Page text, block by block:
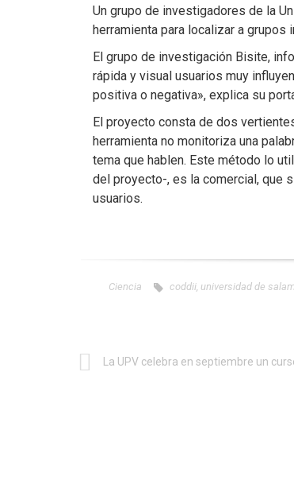
Un grupo de investigadores de la
herramienta para localizar a
El grupo de investigación Bisite,
rápida y visual usuarios muy
positiva o negativa», explica su
El proyecto consta de dos
herramienta no monitoriza una
tema que hablen. Este método lo
del proyecto-, es la comercial, que
usuarios.
Ciencia coddii universidad de